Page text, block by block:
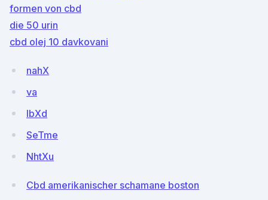
formen von cbd
die 50 urin
cbd olej 10 davkovani
nahX
va
IbXd
SeTme
NhtXu
Cbd amerikanischer schamane boston